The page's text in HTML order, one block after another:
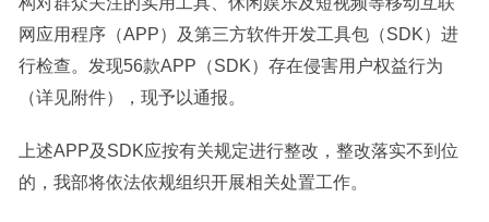
网应用程序（APP）及第三方软件开发工具包（SDK）进
行检查。发现56款APP（SDK）存在侵害用户权益行为
（详见附件），现予以通报。
上述APP及SDK应按有关规定进行整改，整改落实不到位
的，我部将依法依规组织开展相关处置工作。